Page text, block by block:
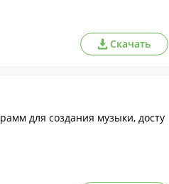
Скачать
для создания музыки, досту